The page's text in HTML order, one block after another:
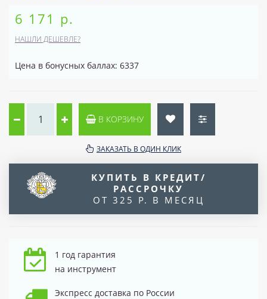
6 171 р.
НАШЛИ ДЕШЕВЛЕ?
Цена в бонусных баллах: 6337
В КОРЗИНУ
ЗАКАЗАТЬ В ОДИН КЛИК
КУПИТЬ В КРЕДИТ/
РАССРОЧКУ
ОТ 325 Р. В МЕСЯЦ
1 год гарантия
на инструмент
Экспресс доставка по России